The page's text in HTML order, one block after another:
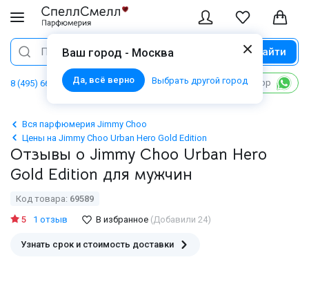
Ваш город - Москва
Да, всё верно Выбрать другой город
Поиск Найти
8 (495) 668 06 02 Написать в WhatsApp
Вся парфюмерия Jimmy Choo
Цены на Jimmy Choo Urban Hero Gold Edition
Отзывы о Jimmy Choo Urban Hero
Gold Edition для мужчин
Код товара: 69589
5
1 отзыв В избранное (Добавили 24)
Узнать срок и стоимость доставки